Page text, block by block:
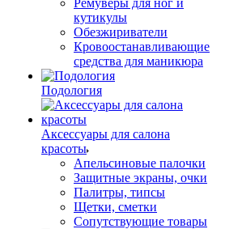
Ремуверы для ног и
кутикулы
Обезжириватели
Кровоостанавливающие
средства для маникюра
Подология
Аксессуары для салона
красоты
Апельсиновые палочки
Защитные экраны, очки
Палитры, типсы
Щетки, сметки
Сопутствующие товары